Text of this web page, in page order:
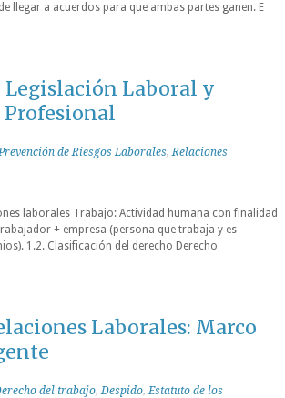
llegar a acuerdos para que ambas partes ganen. E
Legislación Laboral y
de Riesgos Laborales,Relaciones
laborales Trabajo: Actividad humana con finalidad
+ empresa (persona que trabaja y es
1.2. Clasificación del derecho Derecho
Laborales: Marco
del trabajo,Despido,Estatuto de los